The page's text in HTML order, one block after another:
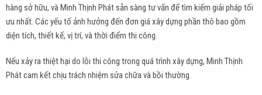
hàng sở hữu, và Minh Thịnh Phát sẵn sàng tư vấn để tìm kiếm giải pháp tối
ưu nhất. Các yếu tố ảnh hưởng đến đơn giá xây dựng phần thô bao gồm
diện tích, thiết kế, vị trí, và thời điểm thi công.
Nếu xảy ra thiệt hại do lỗi thi công trong quá trình xây dựng, Minh Thịnh
Phát cam kết chịu trách nhiệm sửa chữa và bồi thường.